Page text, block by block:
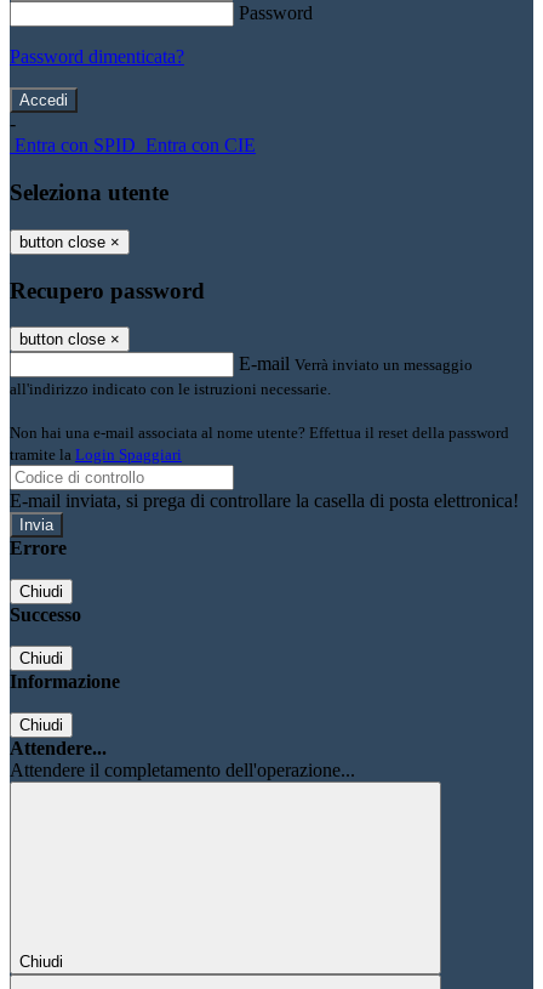
Password
Password dimenticata?
-
Entra con SPID Entra con CIE
Seleziona utente
button close ×
Recupero password
button close ×
E-mail Verrà inviato un messaggio
all'indirizzo indicato con le istruzioni necessarie.
Non hai una e-mail associata al nome utente? Effettua il reset della password
tramite la Login Spaggiari
E-mail inviata, si prega di controllare la casella di posta elettronica!
Errore
Chiudi
Successo
Chiudi
Informazione
Chiudi
Attendere...
Attendere il completamento dell'operazione...
Chiudi